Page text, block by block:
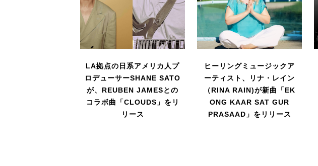
LA拠点の日系アメリカ人プ
ロデューサーSHANE SATO
が、REUBEN JAMESとの
コラボ曲「CLOUDS」をリ
リース
ヒーリングミュージックア
ーティスト、リナ・レイン
（RINA RAIN)が新曲「EK
ONG KAAR SAT GUR
PRASAAD」をリリース